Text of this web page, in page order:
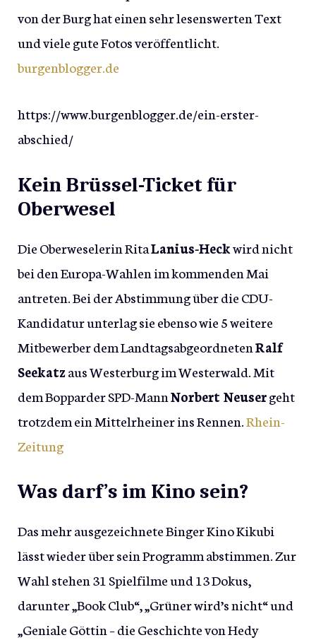
von der Burg hat einen sehr lesenswerten Text
und viele gute Fotos veröffentlicht.
burgenblogger.de
https://www.burgenblogger.de/ein-erster-
abschied/
Kein Brüssel-Ticket für
Oberwesel
Die Oberweselerin RitaLanius-Heckwird nicht
bei den Europa-Wahlen im kommenden Mai
antreten. Bei der Abstimmung über die CDU-
Kandidatur unterlag sie ebenso wie 5 weitere
Mitbewerber dem LandtagsabgeordnetenRalf
Seekatzaus Westerburg im Westerwald. Mit
dem Bopparder SPD-MannNorbert Neusergeht
trotzdem ein Mittelrheiner ins Rennen.Rhein-
Zeitung
Was darf’s im Kino sein?
Das mehr ausgezeichnete Binger Kino Kikubi
lässt wieder über sein Programm abstimmen. Zur
Wahl stehen 31 Spielfilme und 13 Dokus,
darunter „Book Club“, „Grüner wird’s nicht“ und
„Geniale Göttin – die Geschichte von Hedy